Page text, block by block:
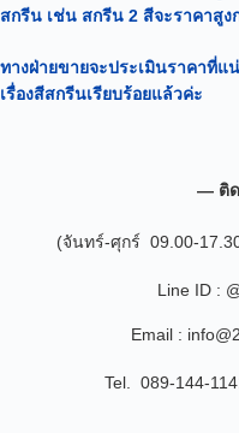
สกรีน เช่น สกรีน 2 สีจะราคาสูง
ทางฝ่ายขายจะประเมินราคาที่แ
เรื่องสีสกรีนเรียบร้อยแล้วค่ะ
— ติ
(จันทร์-ศุกร์ 09.00-
Line ID :
Email :
Tel. 089-144-